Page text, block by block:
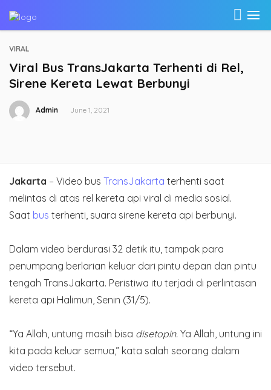
VIRAL
Viral Bus TransJakarta Terhenti di Rel,
Sirene Kereta Lewat Berbunyi
Admin June 1, 2021
Jakarta – Video bus TransJakarta terhenti saat
melintas di atas rel kereta api viral di media sosial.
Saat bus terhenti, suara sirene kereta api berbunyi.
Dalam video berdurasi 32 detik itu, tampak para
penumpang berlarian keluar dari pintu depan dan pintu
tengah TransJakarta. Peristiwa itu terjadi di perlintasan
kereta api Halimun, Senin (31/5).
“Ya Allah, untung masih bisa disetopin. Ya Allah, untung ini
kita pada keluar semua,” kata salah seorang dalam
video tersebut.